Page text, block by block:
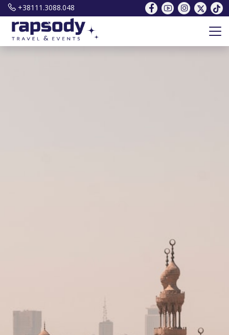
+38111.3088.048